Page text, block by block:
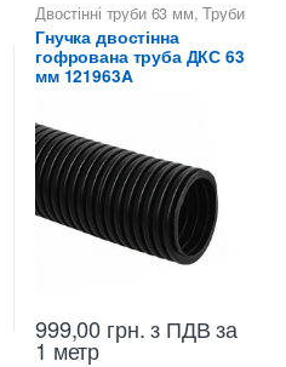
Двостінні труби 63 мм,Труби
двостінні ДКС
Гнучка двостінна
гофрована труба ДКС 63
мм 121963A
999,00 грн.з ПДВ за
1 метр